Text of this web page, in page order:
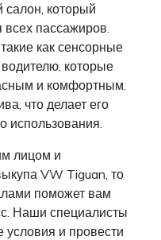
который
всех пассажиров.
как сенсорные
которые
и комфортным.
что делает его
использования.
лицом и
VW Tiguan, то
поможет вам
Наши специалисты
и провести